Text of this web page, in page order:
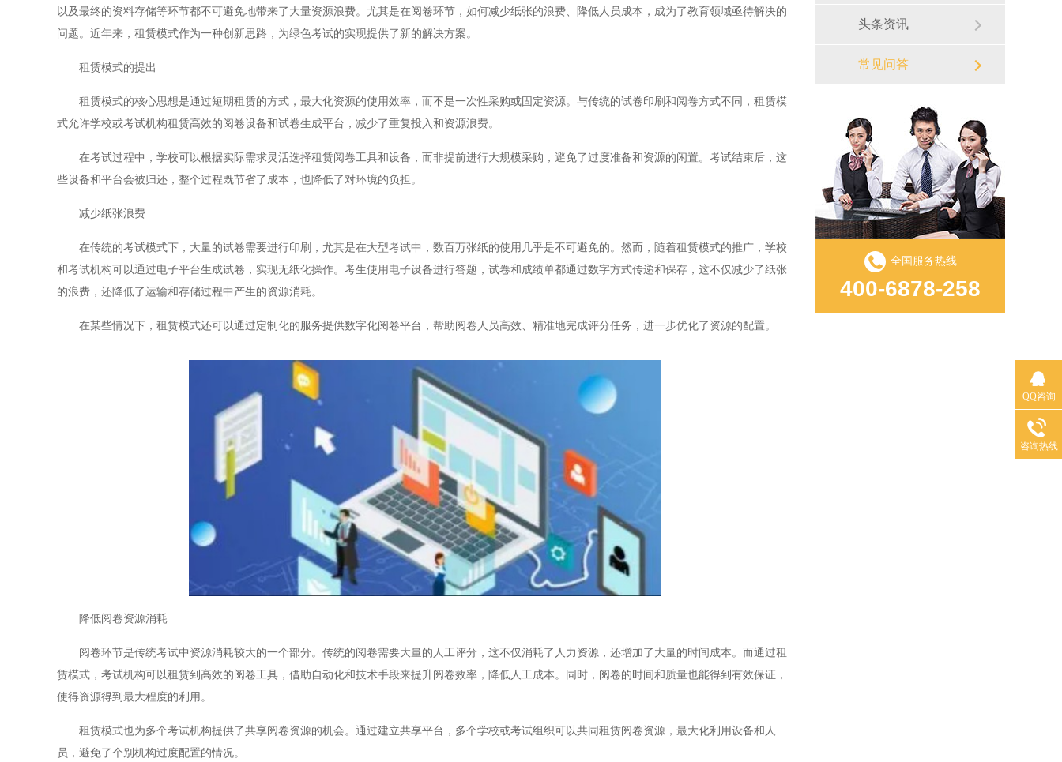
以及最终的资料存储等环节都不可避免地带来了大量资源浪费。尤其是在阅卷环节，如何减少纸张的浪费、降低人员成本，成为了教育领域亟待解决的
问题。近年来，租赁模式作为一种创新思路，为绿色考试的实现提供了新的解决方案。
租赁模式的提出
租赁模式的核心思想是通过短期租赁的方式，最大化资源的使用效率，而不是一次性采购或固定资源。与传统的试卷印刷和阅卷方式不同，租赁模
式允许学校或考试机构租赁高效的阅卷设备和试卷生成平台，减少了重复投入和资源浪费。
在考试过程中，学校可以根据实际需求灵活选择租赁阅卷工具和设备，而非提前进行大规模采购，避免了过度准备和资源的闲置。考试结束后，这
些设备和平台会被归还，整个过程既节省了成本，也降低了对环境的负担。
减少纸张浪费
在传统的考试模式下，大量的试卷需要进行印刷，尤其是在大型考试中，数百万张纸的使用几乎是不可避免的。然而，随着租赁模式的推广，学校
和考试机构可以通过电子平台生成试卷，实现无纸化操作。考生使用电子设备进行答题，试卷和成绩单都通过数字方式传递和保存，这不仅减少了纸张
的浪费，还降低了运输和存储过程中产生的资源消耗。
在某些情况下，租赁模式还可以通过定制化的服务提供数字化阅卷平台，帮助阅卷人员高效、精准地完成评分任务，进一步优化了资源的配置。
降低阅卷资源消耗
阅卷环节是传统考试中资源消耗较大的一个部分。传统的阅卷需要大量的人工评分，这不仅消耗了人力资源，还增加了大量的时间成本。而通过租
赁模式，考试机构可以租赁到高效的阅卷工具，借助自动化和技术手段来提升阅卷效率，降低人工成本。同时，阅卷的时间和质量也能得到有效保证，
使得资源得到最大程度的利用。
租赁模式也为多个考试机构提供了共享阅卷资源的机会。通过建立共享平台，多个学校或考试组织可以共同租赁阅卷资源，最大化利用设备和人
员，避免了个别机构过度配置的情况。
头条资讯
常见问答
全国服务热线
400-6878-258
QQ咨询
咨询热线